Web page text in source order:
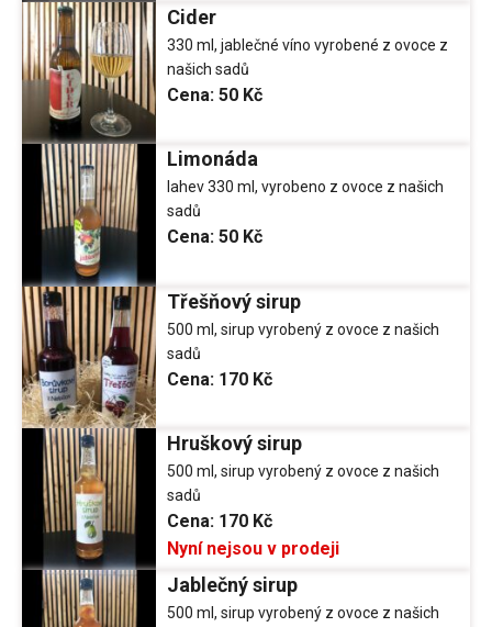
Cider
330 ml, jablečné víno vyrobené z ovoce z
našich sadů
Cena: 50 Kč
Limonáda
lahev 330 ml, vyrobeno z ovoce z našich
sadů
Cena: 50 Kč
Třešňový sirup
500 ml, sirup vyrobený z ovoce z našich
sadů
Cena: 170 Kč
Hruškový sirup
500 ml, sirup vyrobený z ovoce z našich
sadů
Cena: 170 Kč
Nyní nejsou v prodeji
Jablečný sirup
500 ml, sirup vyrobený z ovoce z našich